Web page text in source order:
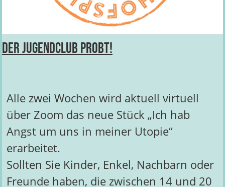
Der Jugendclub probt!
Alle zwei Wochen wird aktuell virtuell
über Zoom das neue Stück „Ich hab
Angst um uns in meiner Utopie“
erarbeitet.
Sollten Sie Kinder, Enkel, Nachbarn oder
Freunde haben, die zwischen 14 und 20